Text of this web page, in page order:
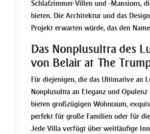
Schlafzimmer-Villen und -Mansions,
bieten. Die Architektur und das
Projekt erwarten würde, das den
Das Nonplusultra des
von Belair at The
Für diejenigen, die das Ultimative an
Nonplusultra an Eleganz und
bieten großzügigen Wohnraum,
perfekt für große Familien oder für
Jede Villa verfügt über weitläufige